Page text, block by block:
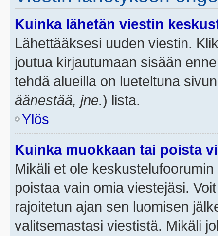
Kuinka lähetän viestin
Lähettääksesi uuden viestin.
joutua kirjautumaan sisään
tehdä alueilla on lueteltuna
äänestää, jne.) lista.
Ylös
Kuinka muokkaan tai poista
Mikäli et ole
poistaa vain omia viestejäsi.
rajoitetun ajan sen luomisen
valitsemastasi viestistä. Mikäli